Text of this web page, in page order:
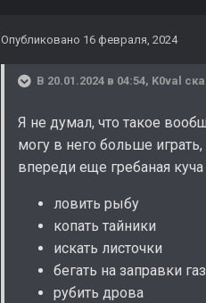
Опубликовано 16 февраля, 2024
В 20.01.2024 в 04:54, K0val
Я не думал, что такое
могу в него больше
впереди еще гребаная
ловить рыбу
копать тайники
искать листочки
бегать на заправки
рубить дрова